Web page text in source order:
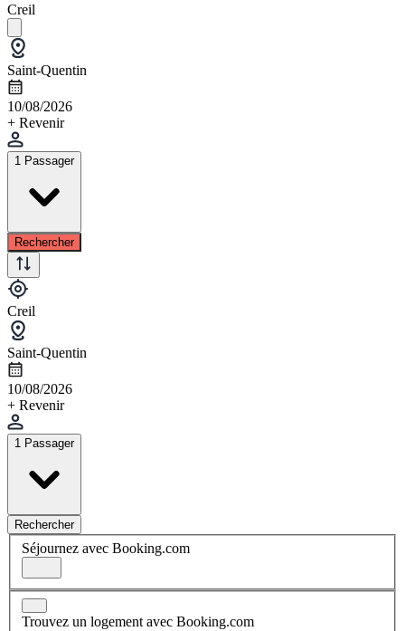
Creil
Saint-Quentin
10/08/2026
+ Revenir
1 Passager
Rechercher
Creil
Saint-Quentin
10/08/2026
+ Revenir
1 Passager
Rechercher
Séjournez avec Booking.com
Trouvez un logement avec Booking.com